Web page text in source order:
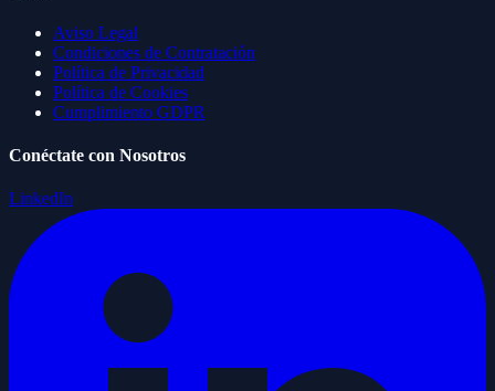
Aviso Legal
Condiciones de Contratación
Política de Privacidad
Política de Cookies
Cumplimiento GDPR
Conéctate con Nosotros
LinkedIn